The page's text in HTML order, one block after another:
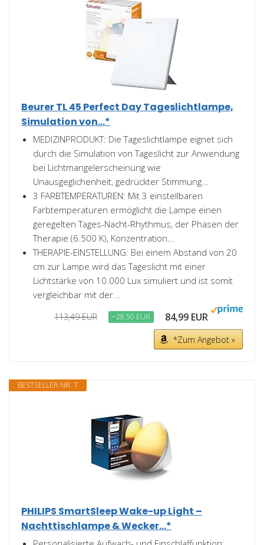
Beurer TL 45 Perfect Day Tageslichtlampe,
Simulation von...*
MEDIZINPRODUKT: Die Tageslichtlampe eignet sich
durch die Simulation von Tageslicht zur Anwendung
bei Lichtmangelerscheinung wie
Unausgeglichenheit, gedrückter Stimmung...
3 FARBTEMPERATUREN: Mit 3 einstellbaren
Farbtemperaturen ermöglicht die Lampe einen
geregelten Tages-Nacht-Rhythmus, der Phasen der
Therapie (6.500 K), Konzentration...
THERAPIE-EINSTELLUNG: Bei einem Abstand von 20
cm zur Lampe wird das Tageslicht mit einer
Lichtstärke von 10.000 Lux simuliert und ist somit
vergleichbar mit der...
113,49 EUR −28,50 EUR 84,99 EUR
*Zum Angebot »
BESTSELLER NR. 7
PHILIPS SmartSleep Wake-up Light –
Nachttischlampe & Wecker...*